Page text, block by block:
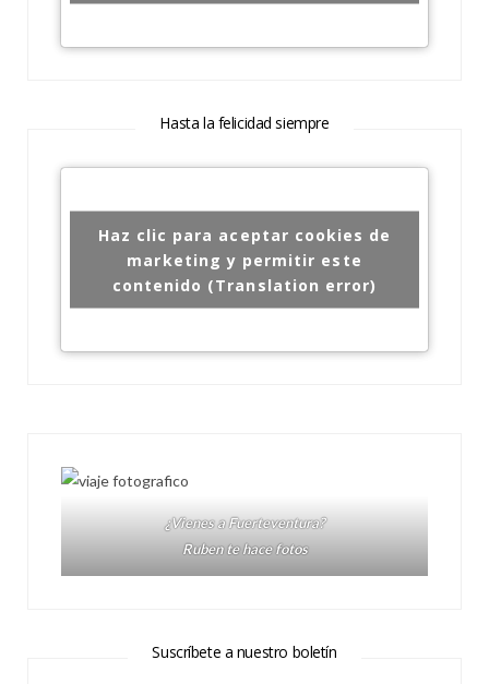
Hasta la felicidad siempre
Haz clic para aceptar cookies de
marketing y permitir este
contenido (Translation error)
¿Vienes a Fuerteventura?
Ruben te hace fotos
Suscríbete a nuestro boletín